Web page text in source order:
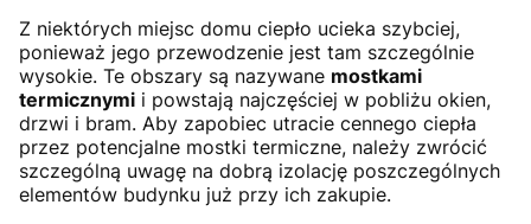
Z niektórych miejsc domu ciepło ucieka szybciej,
ponieważ jego przewodzenie jest tam szczególnie
wysokie. Te obszary są nazywane mostkami
termicznymi i powstają najczęściej w pobliżu okien,
drzwi i bram. Aby zapobiec utracie cennego ciepła
przez potencjalne mostki termiczne, należy zwrócić
szczególną uwagę na dobrą izolację poszczególnych
elementów budynku już przy ich zakupie.